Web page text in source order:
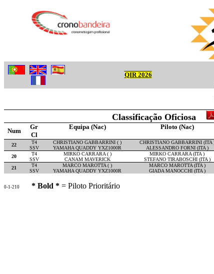
QIR 2026
Classificação Oficiosa
Num
Gr Equipa (Nac) Piloto (Nac)
Cl
22 T4 CHRISTIANO GABBARRINI ( ) CHRISTIANO GABBARRINI (ITA
SSV
YAMAHA QUADDY YXZ1000R ALESSANDRO FORNI (ITA )
20
T4 MIRKO CARRARA ( ) MIRKO CARRARA (ITA )
SSV
CANAM MAVERICK STEFANO TIRABOSCHI (ITA )
21
T4 MARCO MAROTTA ( ) MARCO MAROTTA (ITA )
SSV
YAMAHA QUADDY YXZ1000R GIADA MANOCCHI (ITA )
0-1-210 * Bold * = Piloto Prioritário